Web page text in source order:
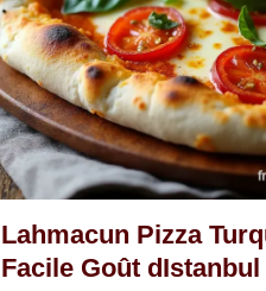
Lahmacun Pizza
Facile Goût dIstanbul